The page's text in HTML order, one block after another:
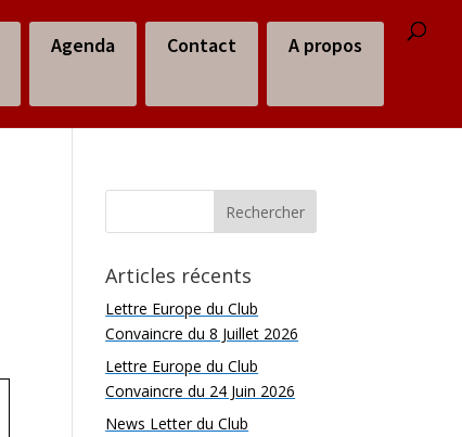
Agenda Contact A propos
Articles récents
Lettre Europe du Club
Convaincre du 8 Juillet 2026
Lettre Europe du Club
Convaincre du 24 Juin 2026
News Letter du Club